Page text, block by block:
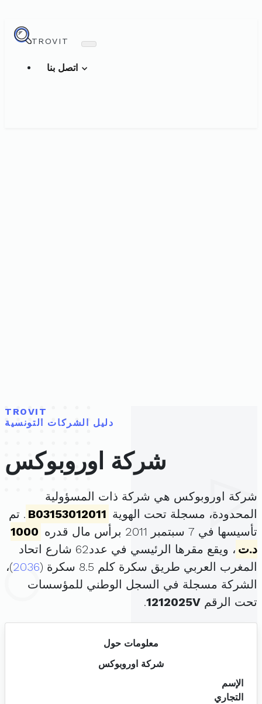
TROVIT
TROVIT
دليل الشركات التونسية
شركة اوروبوكس
شركة اوروبوكس هي شركة ذات المسؤولية
المحدودة، مسجلة تحت الهوية B03153012011 . تم
تأسيسها في 7 سبتمبر 2011 برأس مال قدره
1000
د.ت
، ويقع مقرها الرئيسي في عدد62 شارع اتحاد
المغرب العربي طريق سكرة كلم 8.5 سكرة (
2036)،
الشركة مسجلة في السجل الوطني للمؤسسات
تحت الرقم 1212025V
.
معلومات حول
شركة اوروبوكس
الإسم
التجاري